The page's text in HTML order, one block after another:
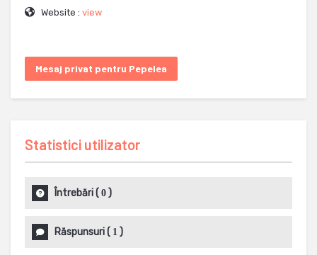
Website : view
Mesaj privat pentru Pepelea
Statistici utilizator
Întrebări( 0 )
Răspunsuri( 1 )